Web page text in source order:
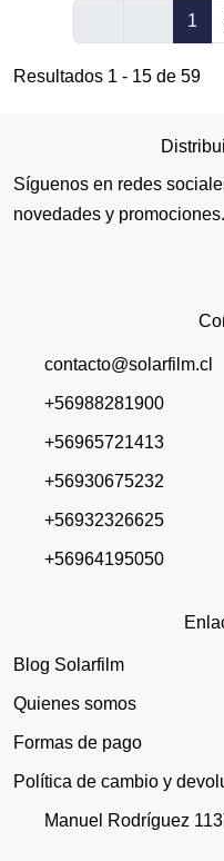
1
Resultados 1 - 15 de 59
Síguenos en redes
novedades y promociones.
contacto@solarfilm.cl
+56988281900
+56965721413
+56930675232
+56932326625
+56964195050
Blog Solarfilm
Quienes somos
Formas de pago
Política de cambio y
Manuel Rodríguez